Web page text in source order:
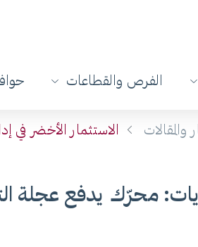
الفرص والقطاعات
والمقالات الاستثمار الأخضر في
محرّك يدفع عجلة